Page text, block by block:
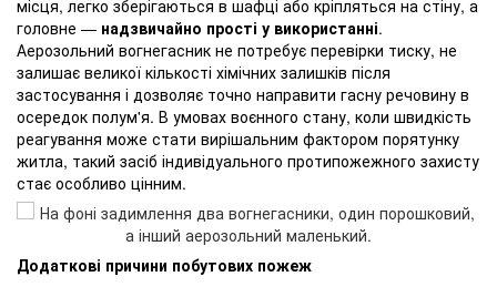
місця, легко зберігаються в шафці або кріпляться на стіну, а
головне — надзвичайно прості у використанні.
Аерозольний вогнегасник не потребує перевірки тиску, не
залишає великої кількості хімічних залишків після
застосування і дозволяє точно направити гасну речовину в
осередок полум'я. В умовах воєнного стану, коли швидкість
реагування може стати вирішальним фактором порятунку
житла, такий засіб індивідуального протипожежного захисту
стає особливо цінним.
Додаткові причини побутових пожеж